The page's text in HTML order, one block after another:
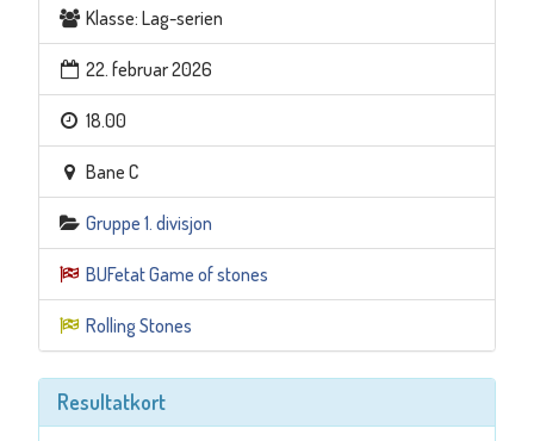
Klasse: Lag-serien
22. februar 2026
18.00
Bane C
Gruppe 1. divisjon
BUFetat Game of stones
Rolling Stones
Resultatkort